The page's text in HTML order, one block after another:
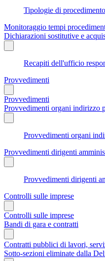
Tipologie di
Monitoraggio tempi
Dichiarazioni sostitutive e
Recapiti dell'ufficio
Provvedimenti
Provvedimenti
Provvedimenti organi indirizzo
Provvedimenti organi
Provvedimenti dirigenti
Provvedimenti dirigenti
Controlli sulle imprese
Controlli sulle imprese
Bandi di gara e contratti
Contratti pubblici di lavori,
Sotto-sezioni eliminate dalla